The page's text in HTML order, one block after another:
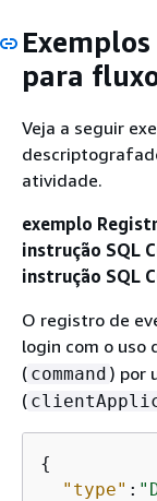
para
Veja a seguir
atividade.
exemplo
instrução SQL
instrução SQL
O registro de
login com o uso
( command ) por
(
{
"type" :